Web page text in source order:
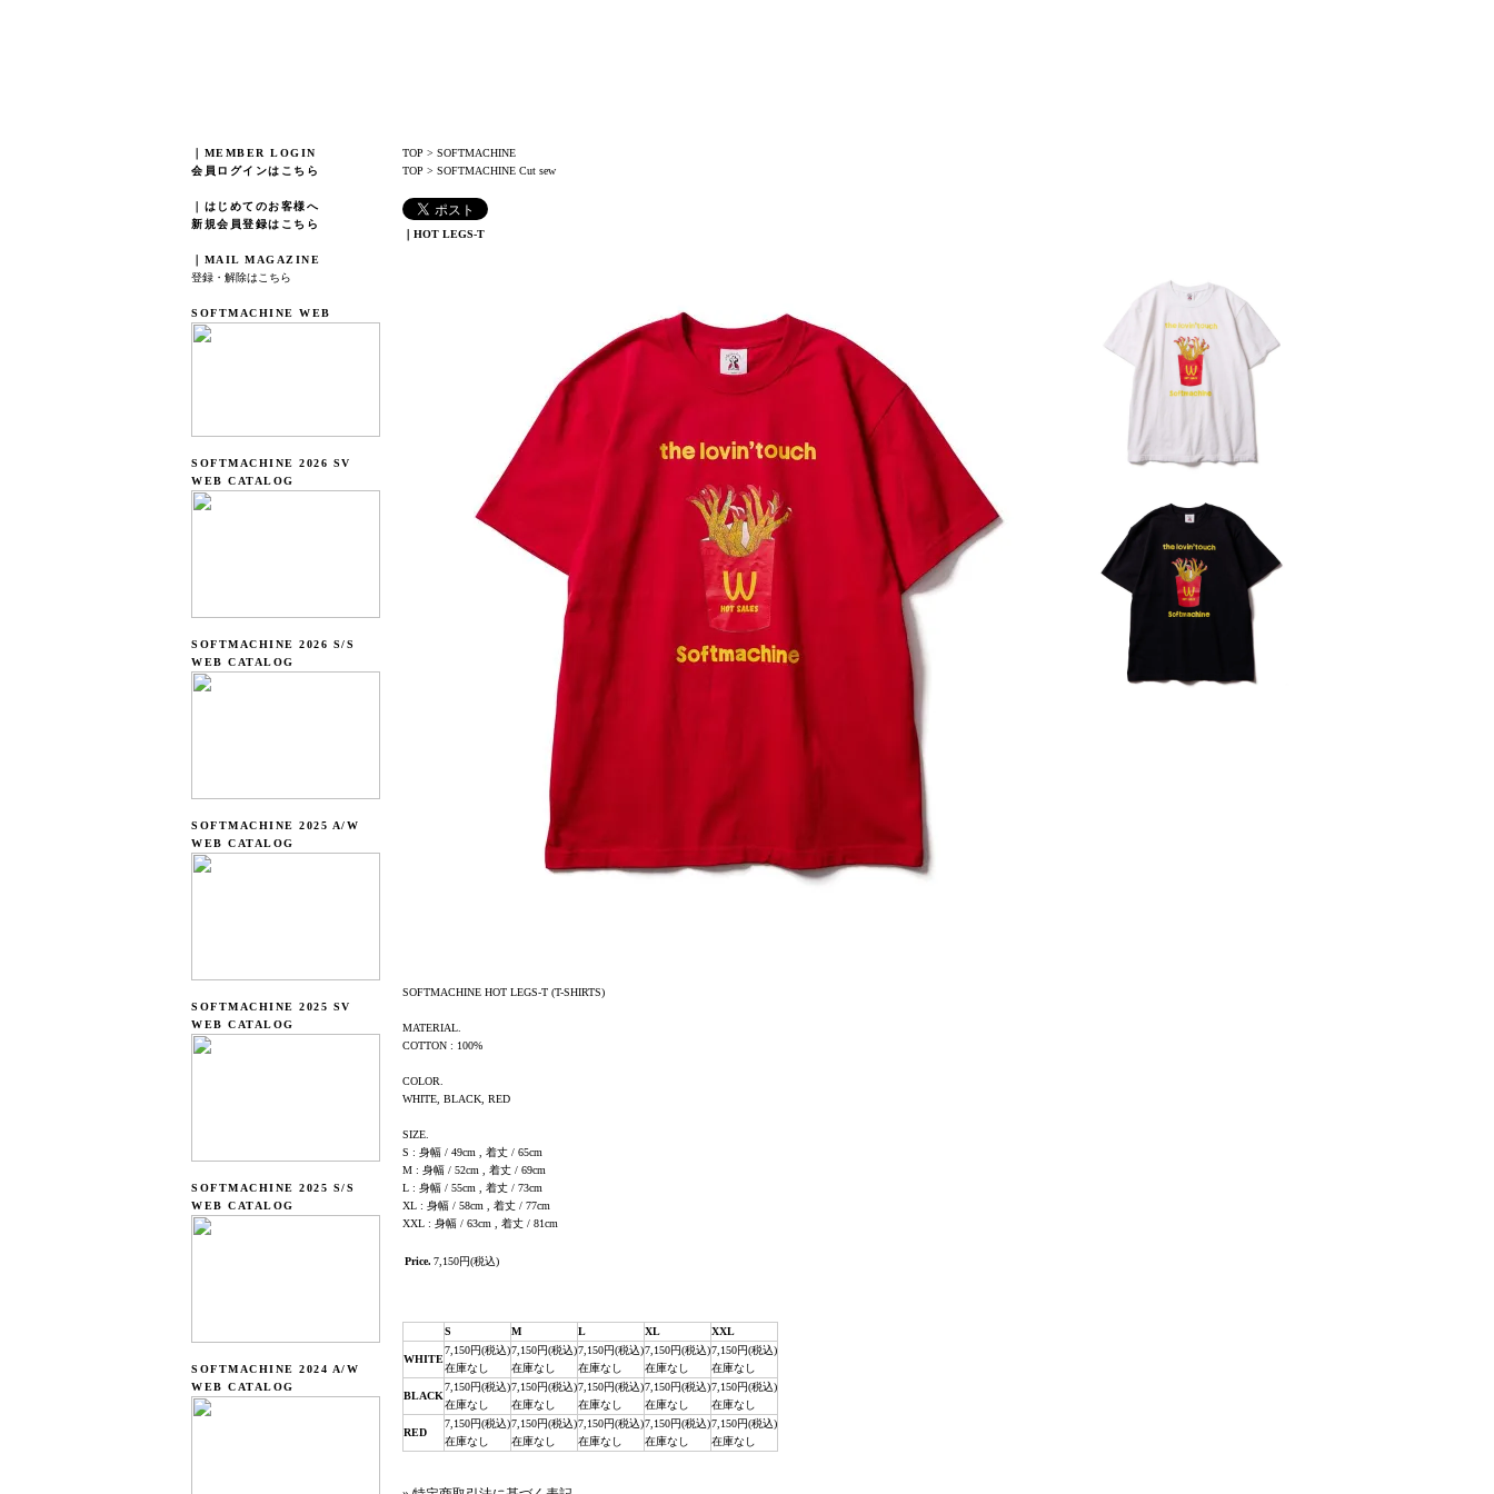
｜MEMBER LOGIN
会員ログインはこちら
｜はじめてのお客様へ
新規会員登録はこちら
｜MAIL MAGAZINE
登録・解除はこちら
SOFTMACHINE WEB
SOFTMACHINE 2026 SV
WEB CATALOG
SOFTMACHINE 2026 S/S
WEB CATALOG
SOFTMACHINE 2025 A/W
WEB CATALOG
SOFTMACHINE 2025 SV
WEB CATALOG
SOFTMACHINE 2025 S/S
WEB CATALOG
SOFTMACHINE 2024 A/W
WEB CATALOG
TOP > SOFTMACHINE
TOP > SOFTMACHINE Cut sew
｜HOT LEGS-T
SOFTMACHINE HOT LEGS-T (T-SHIRTS)
MATERIAL.
COTTON : 100%
COLOR.
WHITE, BLACK, RED
SIZE.
S : 身幅 / 49cm , 着丈 / 65cm
M : 身幅 / 52cm , 着丈 / 69cm
L : 身幅 / 55cm , 着丈 / 73cm
XL : 身幅 / 58cm , 着丈 / 77cm
XXL : 身幅 / 63cm , 着丈 / 81cm
Price. 7,150円(税込)
S M L XL XXL
WHITE
7,150円(税込)
在庫なし
7,150円(税込)
在庫なし
7,150円(税込)
在庫なし
7,150円(税込)
在庫なし
7,150円(税込)
在庫なし
BLACK
7,150円(税込)
在庫なし
7,150円(税込)
在庫なし
7,150円(税込)
在庫なし
7,150円(税込)
在庫なし
7,150円(税込)
在庫なし
RED
7,150円(税込)
在庫なし
7,150円(税込)
在庫なし
7,150円(税込)
在庫なし
7,150円(税込)
在庫なし
7,150円(税込)
在庫なし